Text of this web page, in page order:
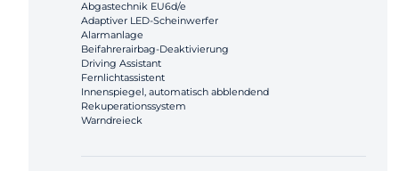
Abgastechnik EU6d/e
Adaptiver LED-Scheinwerfer
Alarmanlage
Beifahrerairbag-Deaktivierung
Driving Assistant
Fernlichtassistent
Innenspiegel, automatisch abblendend
Rekuperationssystem
Warndreieck